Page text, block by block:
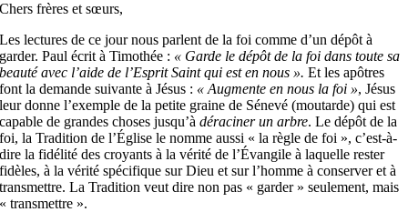
Chers frères et sœurs,
Les lectures de ce jour nous parlent de la foi comme d’un dépôt à
garder. Paul écrit à Timothée : « Garde le dépôt de la foi dans toute sa
beauté avec l’aide de l’Esprit Saint qui est en nous ». Et les apôtres
font la demande suivante à Jésus : « Augmente en nous la foi », Jésus
leur donne l’exemple de la petite graine de Sénevé (moutarde) qui est
capable de grandes choses jusqu’àdéraciner un arbre. Le dépôt de la
foi, la Tradition de l’Église le nomme aussi « la règle de foi », c’est-à-
dire la fidélité des croyants à la vérité de l’Évangile à laquelle rester
fidèles, à la vérité spécifique sur Dieu et sur l’homme à conserver et à
transmettre. La Tradition veut dire non pas « garder » seulement, mais
« transmettre ».